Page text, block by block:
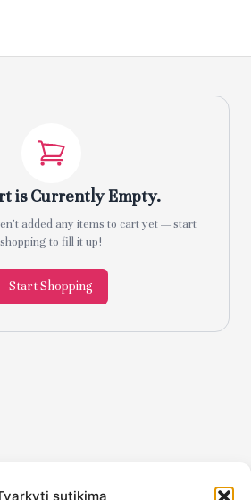
sutikimą
is Currently Empty.
added any items to cart yet — start
shopping to fill it up!
Start Shopping